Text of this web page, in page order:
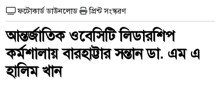
ফটোকার্ড ডাউনলোড
প্রিন্ট সংস্করণ
আন্তর্জাতিক ওবেসিটি লিডারশিপ
কর্মশালায় বারহাট্টার সন্তান ডা. এম এ
হালিম খান